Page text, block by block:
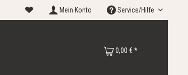
Mein Konto Service/Hilfe
0,00 € *